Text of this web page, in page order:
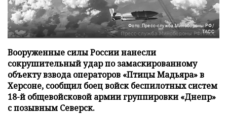
Фото: Пресс-служба Минобороны РФ/
ТАСС
Вооруженные силы России нанесли
сокрушительный удар по замаскированному
объекту взвода операторов «Птицы Мадьяра» в
Херсоне, сообщил боец войск беспилотных систем
18-й общевойсковой армии группировки «Днепр»
с позывным Северск.